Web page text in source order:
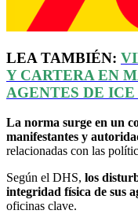
LEA TAMBIÉN:
Y CARTERA EN
AGENTES DE
La norma surge en un
manifestantes y
relacionadas con las
Según el DHS, los
integridad física de sus
oficinas clave.